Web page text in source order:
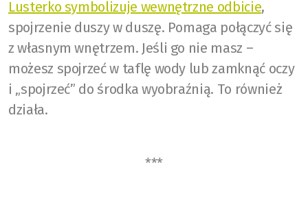
Lusterko symbolizuje wewnętrzne odbicie,
spojrzenie duszy w duszę. Pomaga połączyć się
z własnym wnętrzem. Jeśli go nie masz –
możesz spojrzeć w taflę wody lub zamknąć oczy
i „spojrzeć” do środka wyobraźnią. To również
działa.
***